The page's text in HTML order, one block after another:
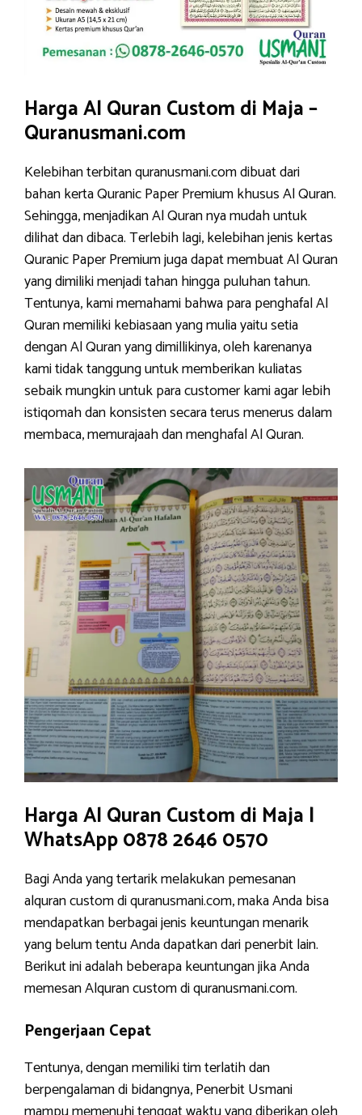
Harga Al Quran Custom di Maja –
Quranusmani.com
Kelebihan terbitan quranusmani.com dibuat dari
bahan kerta Quranic Paper Premium khusus Al Quran.
Sehingga, menjadikan Al Quran nya mudah untuk
dilihat dan dibaca. Terlebih lagi, kelebihan jenis kertas
Quranic Paper Premium juga dapat membuat Al Quran
yang dimiliki menjadi tahan hingga puluhan tahun.
Tentunya, kami memahami bahwa para penghafal Al
Quran memiliki kebiasaan yang mulia yaitu setia
dengan Al Quran yang dimillikinya, oleh karenanya
kami tidak tanggung untuk memberikan kuliatas
sebaik mungkin untuk para customer kami agar lebih
istiqomah dan konsisten secara terus menerus dalam
membaca, memurajaah dan menghafal Al Quran.
Harga Al Quran Custom di Maja |
WhatsApp 0878 2646 0570
Bagi Anda yang tertarik melakukan pemesanan
alquran custom di quranusmani.com, maka Anda bisa
mendapatkan berbagai jenis keuntungan menarik
yang belum tentu Anda dapatkan dari penerbit lain.
Berikut ini adalah beberapa keuntungan jika Anda
memesan Alquran custom di quranusmani.com.
Pengerjaan Cepat
Tentunya, dengan memiliki tim terlatih dan
berpengalaman di bidangnya, Penerbit Usmani